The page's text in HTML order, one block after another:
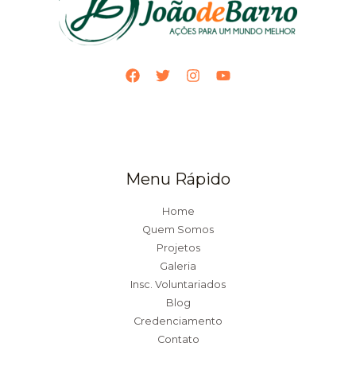
Menu Rápido
Home
Quem Somos
Projetos
Galeria
Insc. Voluntariados
Blog
Credenciamento
Contato